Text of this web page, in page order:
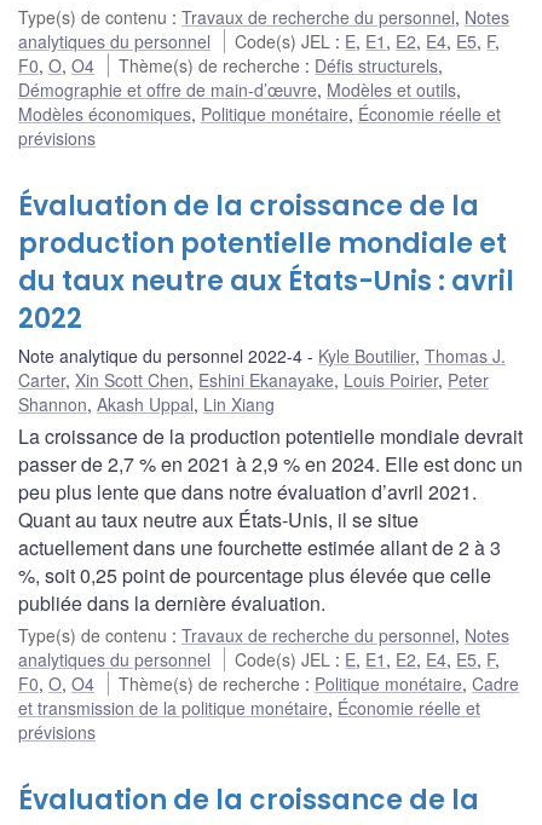
Type(s) de contenu : Travaux de recherche du personnel, Notes
analytiques du personnel
Code(s) JEL : E, E1 , E2, E4, E5, F,
F0, O, O4 Thème(s) de recherche : Défis structurels,
Démographie et offre de main-d’œuvre, Modèles et outils,
Modèles économiques, Politique monétaire, Économie réelle et
prévisions
Évaluation de la croissance de la
production potentielle mondiale et
du taux neutre aux États-Unis : avril
2022
Note analytique du personnel 2022-4 Kyle Boutilier, Thomas J.
Carter, Xin Scott Chen, Eshini Ekanayake, Louis Poirier, Peter
Shannon, Akash Uppal, Lin Xiang
La croissance de la production potentielle mondiale devrait
passer de 2,7 % en 2021 à 2,9 % en 2024. Elle est donc un
peu plus lente que dans notre évaluation d’avril 2021.
Quant au taux neutre aux États-Unis, il se situe
actuellement dans une fourchette estimée allant de 2 à 3
%, soit 0,25 point de pourcentage plus élevée que celle
publiée dans la dernière évaluation.
Type(s) de contenu : Travaux de recherche du personnel, Notes
analytiques du personnel
Code(s) JEL : E, E1 , E2, E4, E5, F,
F0, O, O4 Thème(s) de recherche : Politique monétaire,Cadre
et transmission de la politique monétaire, Économie réelle et
prévisions
Évaluation de la croissance de la